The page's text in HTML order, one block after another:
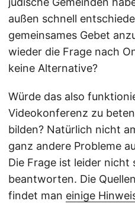
außen schnell
gemeinsames Gebet
wieder die Frage nach
keine Alternative?
Würde das also
Videokonferenz zu
bilden? Natürlich nicht
ganz andere Probleme
Die Frage ist leider nicht
beantworten. Die
findet man einige